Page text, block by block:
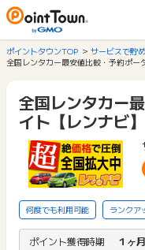
ポイントタウンTOP サービスで貯
全国レンタカー最安値比較・予約ポー
全国レンタカー
イト【レンナビ】
何度でも利用可能 ランクア
ポイント獲得時期
１ヶ